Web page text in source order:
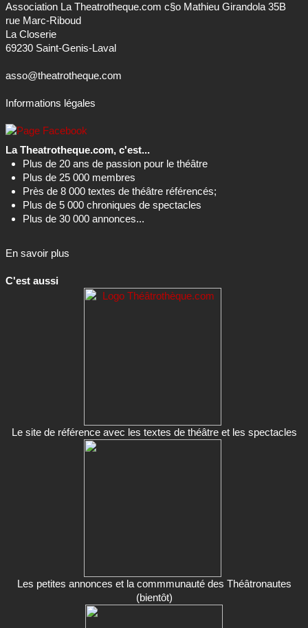
Association La Theatrotheque.com c§o Mathieu Girandola 35B
rue Marc-Riboud
La Closerie
69230 Saint-Genis-Laval
asso@theatrotheque.com
Informations légales
La Theatrotheque.com, c'est...
Plus de 20 ans de passion pour le théâtre
Plus de 25 000 membres
Près de 8 000 textes de théâtre référencés;
Plus de 5 000 chroniques de spectacles
Plus de 30 000 annonces...
En savoir plus
C'est aussi
Le site de référence avec les textes de théâtre et les spectacles
Les petites annonces et la commmunauté des Théâtronautes
(bientôt)